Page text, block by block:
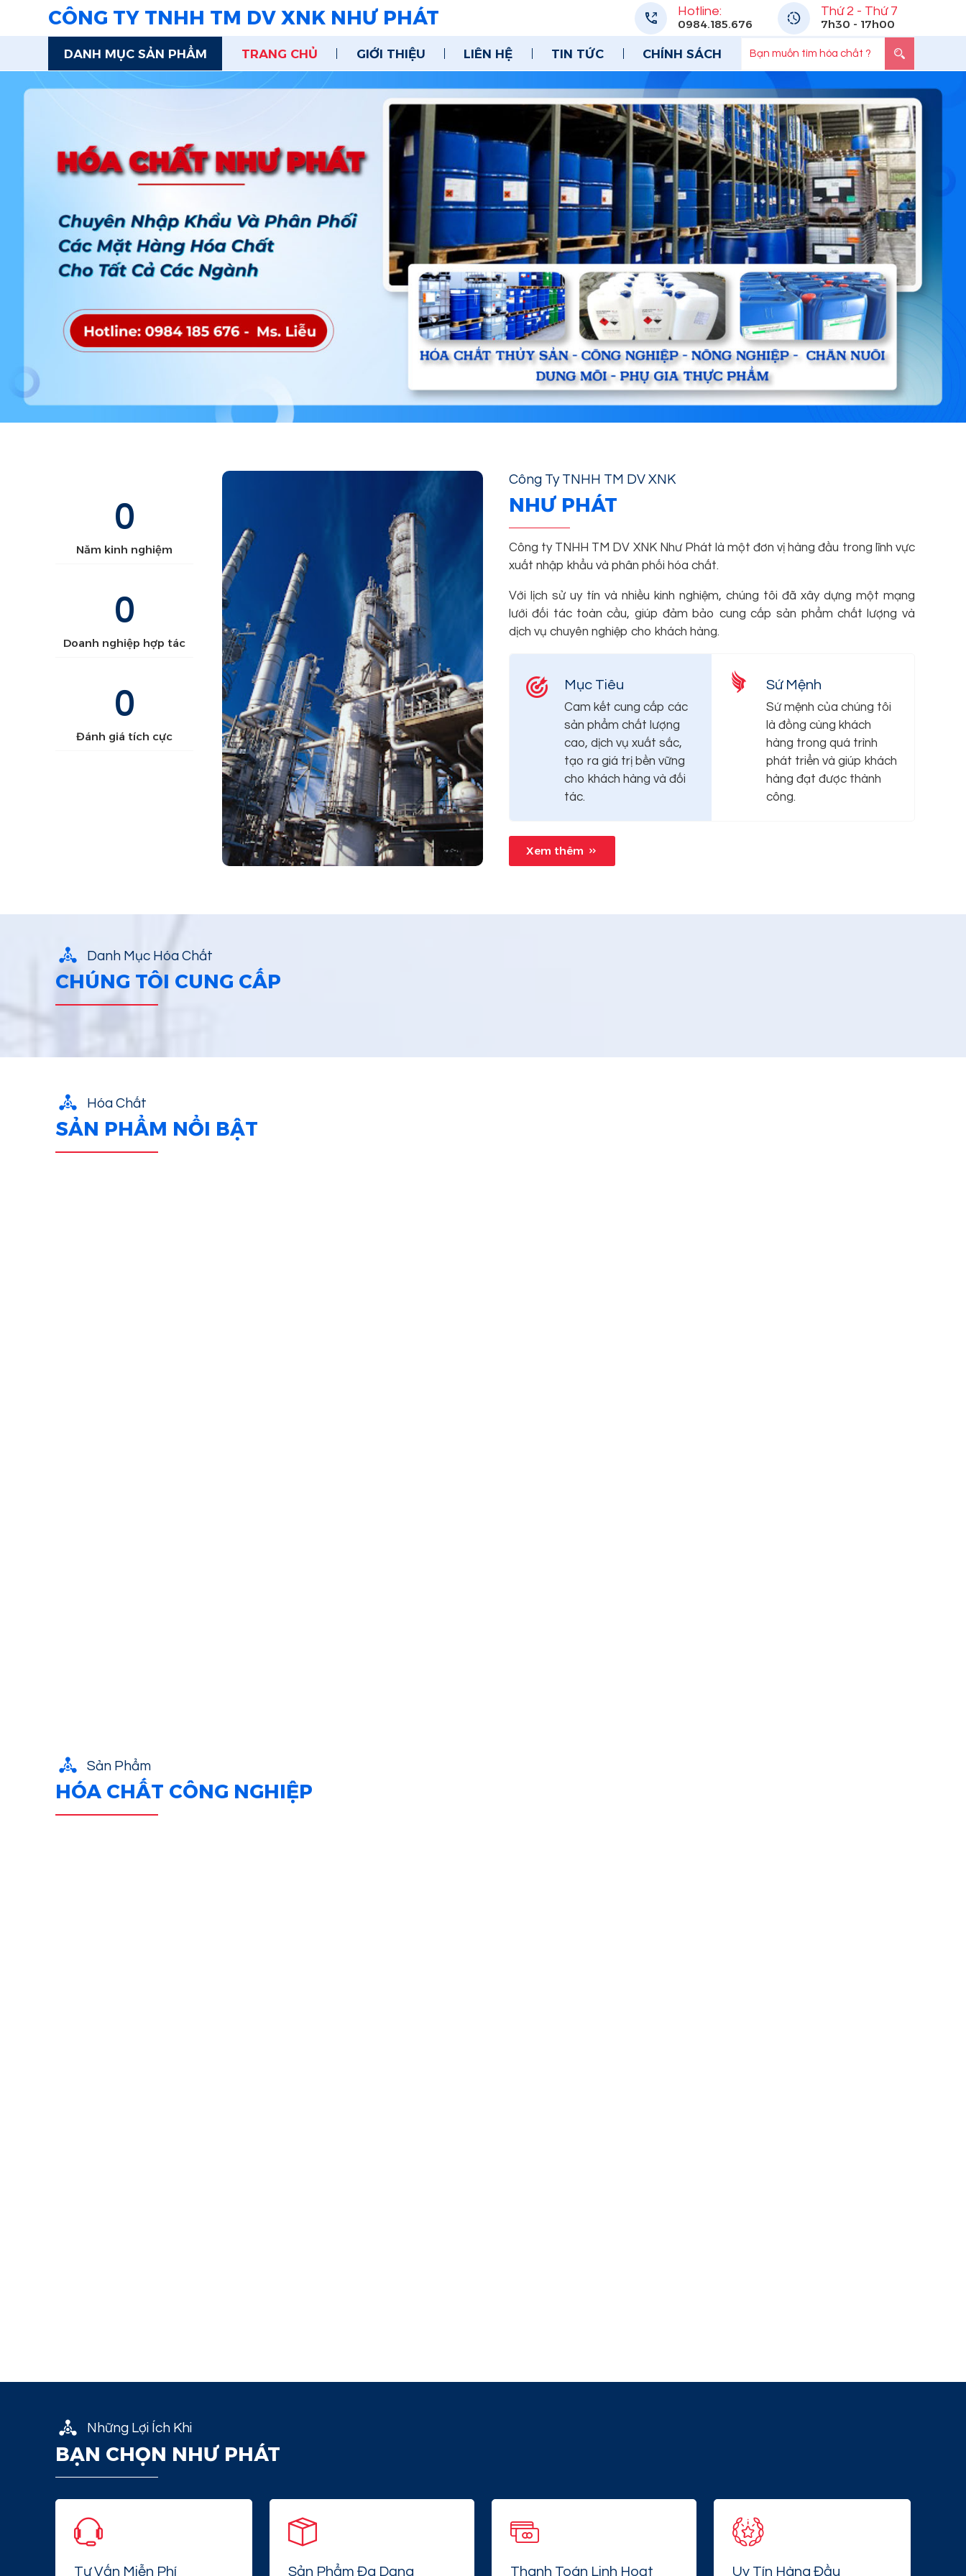
CÔNG TY TNHH TM DV XNK NHƯ PHÁT
Hotline:
0984.185.676
Thứ 2 - Thứ 7
7h30 - 17h00
DANH MỤC SẢN PHẨM TRANG CHỦ GIỚI THIỆU LIÊN HỆ TIN TỨC CHÍNH SÁCH
0
Năm kinh nghiệm
0
Doanh nghiệp hợp tác
0
Đánh giá tích cực
Công Ty TNHH TM DV XNK
NHƯ PHÁT
Công ty TNHH TM DV XNK Như Phát là một đơn vị hàng đầu trong lĩnh vực
xuất nhập khẩu và phân phối hóa chất.
Với lịch sử uy tín và nhiều kinh nghiệm, chúng tôi đã xây dựng một mạng
lưới đối tác toàn cầu, giúp đảm bảo cung cấp sản phẩm chất lượng và
dịch vụ chuyên nghiệp cho khách hàng.
Mục Tiêu
Cam kết cung cấp các
sản phẩm chất lượng
cao, dịch vụ xuất sắc,
tạo ra giá trị bền vững
cho khách hàng và đối
tác.
Sứ Mệnh
Sứ mệnh của chúng tôi
là đồng cùng khách
hàng trong quá trình
phát triển và giúp khách
hàng đạt được thành
công.
Xem thêm
Danh Mục Hóa Chất
CHÚNG TÔI CUNG CẤP
Hóa Chất
SẢN PHẨM NỔI BẬT
Sản Phẩm
HÓA CHẤT CÔNG NGHIỆP
Những Lợi Ích Khi
BẠN CHỌN NHƯ PHÁT
Tư Vấn Miễn Phí Sản Phẩm Đa Dạng Thanh Toán Linh Hoạt Uy Tín Hàng Đầu